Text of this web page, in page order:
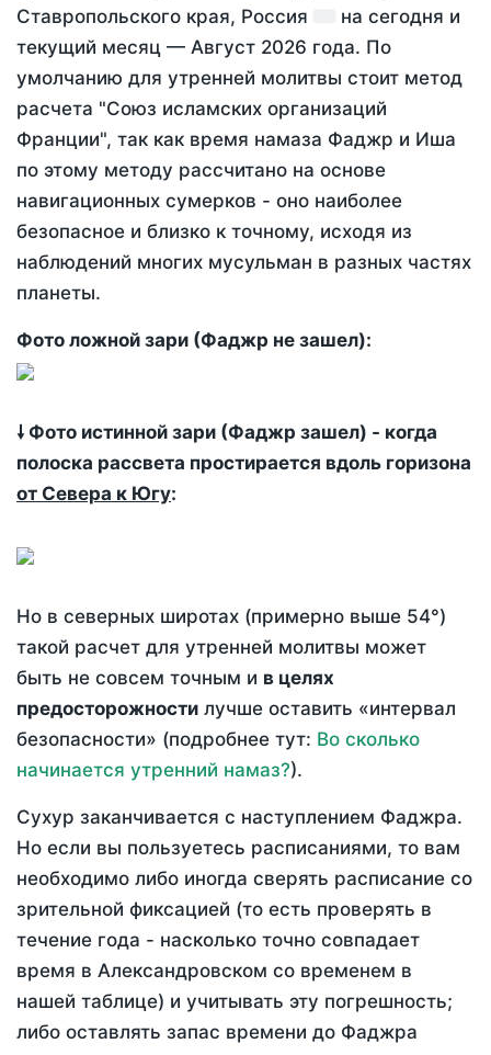
Ставропольского края, Россия
на сегодня и
текущий месяц — Август 2026 года. По
умолчанию для утренней молитвы стоит метод
расчета "Союз исламских организаций
Франции", так как время намаза Фаджр и Иша
по этому методу рассчитано на основе
навигационных сумерков - оно наиболее
безопасное и близко к точному, исходя из
наблюдений многих мусульман в разных частях
планеты.
Фото ложной зари (Фаджр не зашел):
🠗 Фото истинной зари (Фаджр зашел) - когда
полоска рассвета простирается вдоль горизона
от Севера к Югу:
Но в северных широтах (примерно выше 54°)
такой расчет для утренней молитвы может
быть не совсем точным и в целях
предосторожности лучше оставить «интервал
безопасности» (подробнее тут: Во сколько
начинается утренний намаз?).
Сухур заканчивается с наступлением Фаджра.
Но если вы пользуетесь расписаниями, то вам
необходимо либо иногда сверять расписание со
зрительной фиксацией (то есть проверять в
течение года - насколько точно совпадает
время в Александровском со временем в
нашей таблице) и учитывать эту погрешность;
либо оставлять запас времени до Фаджра